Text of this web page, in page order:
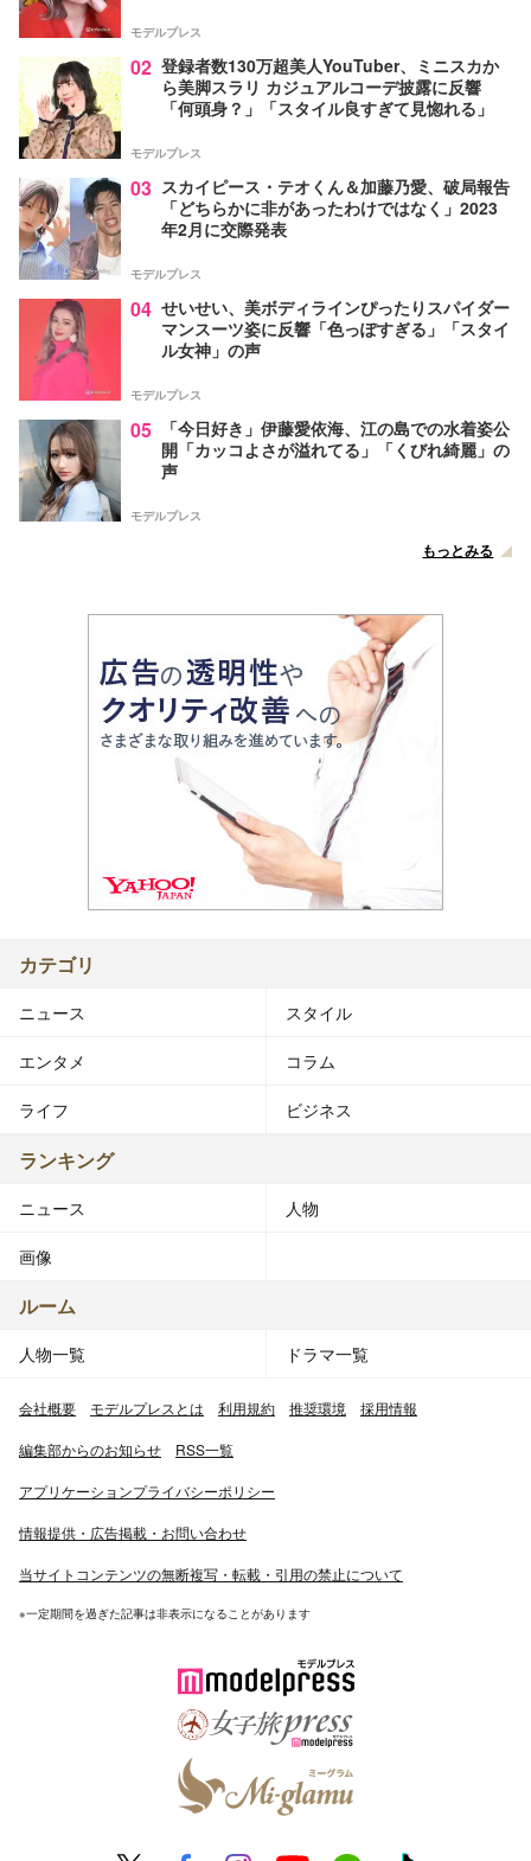
モデルプレス
02 登録者数130万超美人YouTuber、ミニスカか
ら美脚スラリ カジュアルコーデ披露に反響
「何頭身？」「スタイル良すぎて見惚れる」
モデルプレス
03 スカイピース・テオくん＆加藤乃愛、破局報告
「どちらかに非があったわけではなく」2023
年2月に交際発表
モデルプレス
04 せいせい、美ボディラインぴったりスパイダー
マンスーツ姿に反響「色っぽすぎる」「スタイ
ル女神」の声
モデルプレス
05
「今日好き」伊藤愛依海、江の島での水着姿公
開「カッコよさが溢れてる」「くびれ綺麗」の
声
モデルプレス
もっとみる
カテゴリ
ニュース スタイル
エンタメ コラム
ライフ ビジネス
ランキング
ニュース 人物
画像
ルーム
人物一覧 ドラマ一覧
会社概要 モデルプレスとは 利用規約 推奨環境 採用情報
編集部からのお知らせ RSS一覧
アプリケーションプライバシーポリシー
情報提供・広告掲載・お問い合わせ
当サイトコンテンツの無断複写・転載・引用の禁止について
※一定期間を過ぎた記事は非表示になることがあります